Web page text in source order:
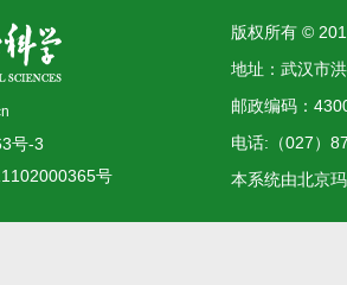
号-3
号
版权所有 ©
地址：武汉市
邮政编码：
电话:（027）
本系统由北京